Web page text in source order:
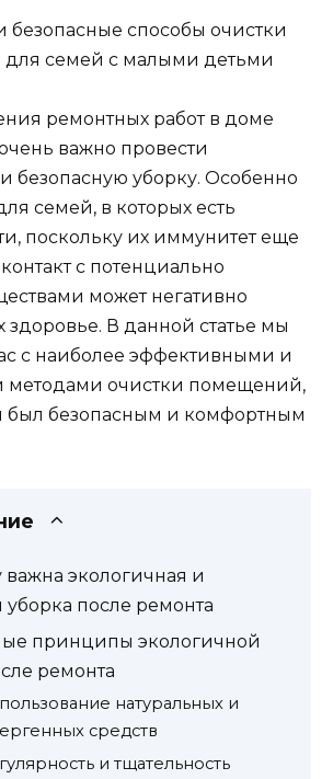
безопасные способы очистки
для семей с малыми детьми
ремонтных работ в доме
важно провести
безопасную уборку. Особенно
семей, в которых есть
поскольку их иммунитет еще
с потенциально
может негативно
здоровье. В данной статье мы
с наиболее эффективными и
методами очистки помещений,
был безопасным и комфортным
экологичная и
уборка после ремонта
принципы экологичной
ремонта
натуральных и
средств
и тщательность